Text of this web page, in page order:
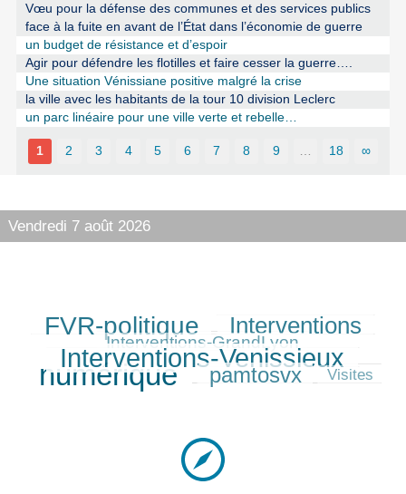
Vœu pour la défense des communes et des services publics
face à la fuite en avant de l’État dans l’économie de guerre
un budget de résistance et d’espoir
Agir pour défendre les flotilles et faire cesser la guerre….
Une situation Vénissiane positive malgré la crise
la ville avec les habitants de la tour 10 division Leclerc
un parc linéaire pour une ville verte et rebelle…
1 2 3 4 5 6 7 8 9 18 ∞
Vendredi 7 août 2026
258/350
FVR-politique
230/350 Interventions
96/350
Interventions-GrandLyon
Interventions-Venissieux
350/350
numérique
203/350 pamtosvx
44/350 Visites